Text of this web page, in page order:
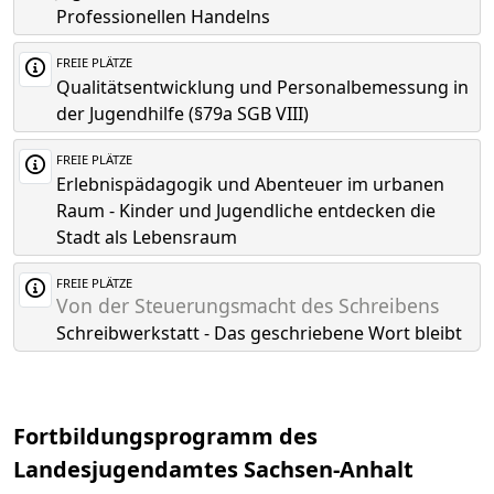
Professionellen Handelns
FREIE PLÄTZE
Qualitätsentwicklung und Personalbemessung in
der Jugendhilfe (§79a SGB VIII)
FREIE PLÄTZE
Erlebnispädagogik und Abenteuer im urbanen
Raum - Kinder und Jugendliche entdecken die
Stadt als Lebensraum
FREIE PLÄTZE
Von der Steuerungsmacht des Schreibens
Schreibwerkstatt - Das geschriebene Wort bleibt
Fortbildungsprogramm des
Landesjugendamtes Sachsen-Anhalt